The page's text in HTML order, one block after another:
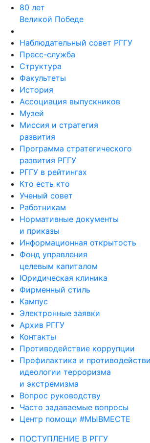
80 лет
Великой Победе
Наблюдательный совет РГГУ
Пресс-служба
Структура
Факультеты
История
Ассоциация выпускников
Музей
Миссия и стратегия
развития
Программа стратегического
развития РГГУ
РГГУ в рейтингах
Кто есть кто
Ученый совет
Работникам
Нормативные документы
и приказы
Информационная открытость
Фонд управления
целевым капиталом
Юридическая клиника
Фирменный стиль
Кампус
Электронные заявки
Архив РГГУ
Контакты
Противодействие коррупции
Профилактика и
идеологии терроризма
и экстремизма
Вопрос руководству
Часто задаваемые вопросы
Центр помощи #МЫВМЕСТЕ
ПОСТУПЛЕНИЕ В РГГУ